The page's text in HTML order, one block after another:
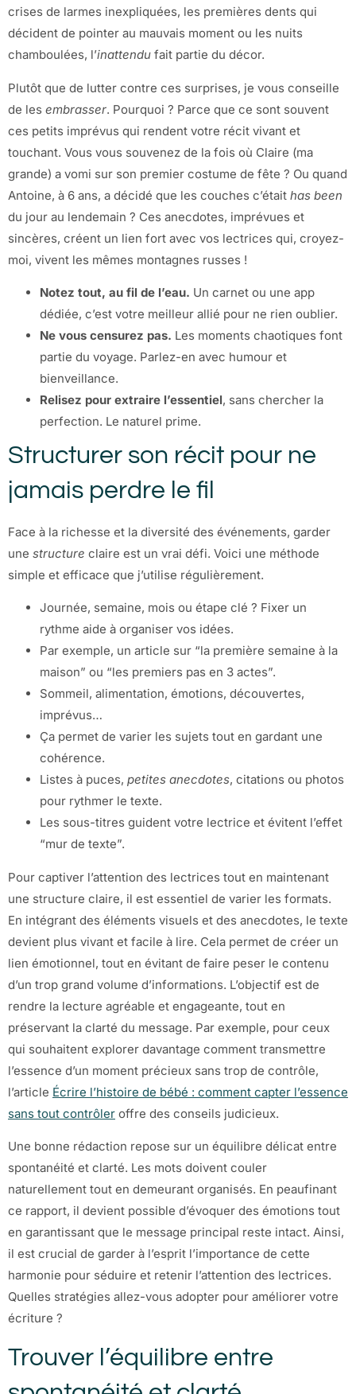
crises de larmes inexpliquées, les premières dents qui
décident de pointer au mauvais moment ou les nuits
chamboulées, l’inattendu fait partie du décor.
Plutôt que de lutter contre ces surprises, je vous conseille
de les embrasser. Pourquoi ? Parce que ce sont souvent
ces petits imprévus qui rendent votre récit vivant et
touchant. Vous vous souvenez de la fois où Claire (ma
grande) a vomi sur son premier costume de fête ? Ou quand
Antoine, à 6 ans, a décidé que les couches c’était has been
du jour au lendemain ? Ces anecdotes, imprévues et
sincères, créent un lien fort avec vos lectrices qui, croyez-
moi, vivent les mêmes montagnes russes !
Notez tout, au fil de l’eau. Un carnet ou une app
dédiée, c’est votre meilleur allié pour ne rien oublier.
Ne vous censurez pas. Les moments chaotiques font
partie du voyage. Parlez-en avec humour et
bienveillance.
Relisez pour extraire l’essentiel, sans chercher la
perfection. Le naturel prime.
Structurer son récit pour ne
jamais perdre le fil
Face à la richesse et la diversité des événements, garder
une structure claire est un vrai défi. Voici une méthode
simple et efficace que j’utilise régulièrement.
Journée, semaine, mois ou étape clé ? Fixer un
rythme aide à organiser vos idées.
Par exemple, un article sur “la première semaine à la
maison” ou “les premiers pas en 3 actes”.
Sommeil, alimentation, émotions, découvertes,
imprévus…
Ça permet de varier les sujets tout en gardant une
cohérence.
Listes à puces, petites anecdotes, citations ou photos
pour rythmer le texte.
Les sous-titres guident votre lectrice et évitent l’effet
“mur de texte”.
Pour captiver l’attention des lectrices tout en maintenant
une structure claire, il est essentiel de varier les formats.
En intégrant des éléments visuels et des anecdotes, le texte
devient plus vivant et facile à lire. Cela permet de créer un
lien émotionnel, tout en évitant de faire peser le contenu
d’un trop grand volume d’informations. L’objectif est de
rendre la lecture agréable et engageante, tout en
préservant la clarté du message. Par exemple, pour ceux
qui souhaitent explorer davantage comment transmettre
l’essence d’un moment précieux sans trop de contrôle,
l’article Écrire l’histoire de bébé : comment capter l’essence
sans tout contrôler offre des conseils judicieux.
Une bonne rédaction repose sur un équilibre délicat entre
spontanéité et clarté. Les mots doivent couler
naturellement tout en demeurant organisés. En peaufinant
ce rapport, il devient possible d’évoquer des émotions tout
en garantissant que le message principal reste intact. Ainsi,
il est crucial de garder à l’esprit l’importance de cette
harmonie pour séduire et retenir l’attention des lectrices.
Quelles stratégies allez-vous adopter pour améliorer votre
écriture ?
Trouver l’équilibre entre